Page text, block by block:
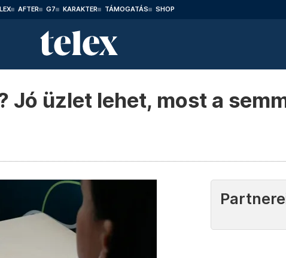
AFTER G7 KARAKTER TÁMOGATÁS SHOP
Jó üzlet lehet, most a